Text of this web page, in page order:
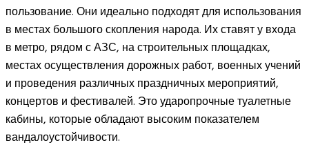
пользование. Они идеально подходят для использования
в местах большого скопления народа. Их ставят у входа
в метро, рядом с АЗС, на строительных площадках,
местах осуществления дорожных работ, военных учений
и проведения различных праздничных мероприятий,
концертов и фестивалей. Это ударопрочные туалетные
кабины, которые обладают высоким показателем
вандалоустойчивости.